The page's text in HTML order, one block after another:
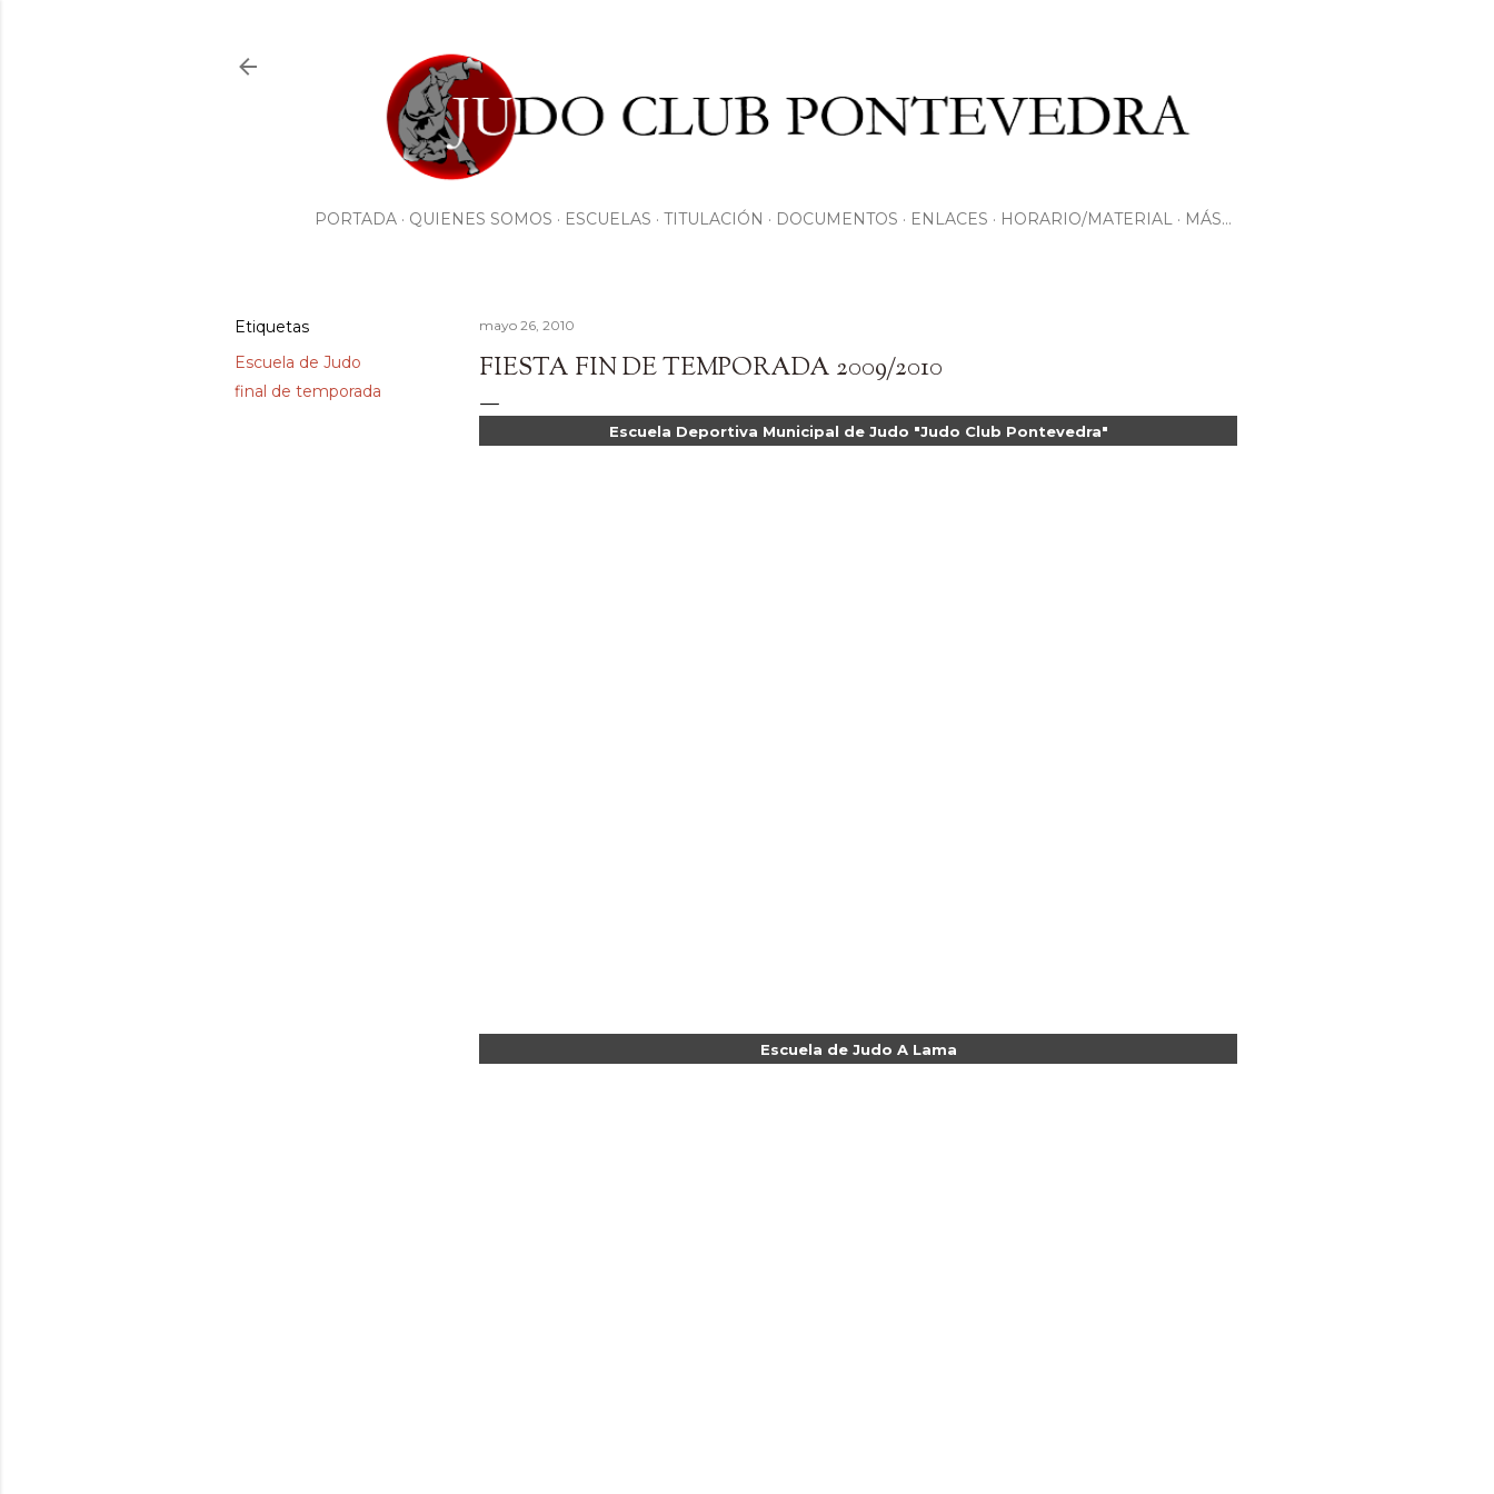
PORTADA QUIENES SOMOS ESCUELAS TITULACIÓN DOCUMENTOS ENLACES HORARIO/MATERIAL MÁS…
Etiquetas
Escuela de Judo
final de temporada
mayo 26, 2010
FIESTA FIN DE TEMPORADA 2009/2010
Escuela Deportiva Municipal de Judo "Judo Club Pontevedra"
Escuela de Judo A Lama